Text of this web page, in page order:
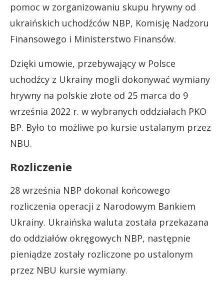
pomoc w zorganizowaniu skupu hrywny od
ukraińskich uchodźców NBP, Komisję Nadzoru
Finansowego i Ministerstwo Finansów.
Dzięki umowie, przebywający w Polsce
uchodźcy z Ukrainy mogli dokonywać wymiany
hrywny na polskie złote od 25 marca do 9
września 2022 r. w wybranych oddziałach PKO
BP. Było to możliwe po kursie ustalanym przez
NBU.
Rozliczenie
28 września NBP dokonał końcowego
rozliczenia operacji z Narodowym Bankiem
Ukrainy. Ukraińska waluta została przekazana
do oddziałów okręgowych NBP, następnie
pieniądze zostały rozliczone po ustalonym
przez NBU kursie wymiany.